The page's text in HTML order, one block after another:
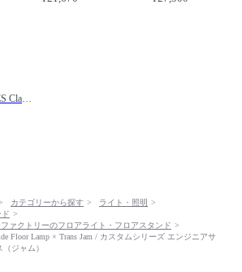
CUSTOM SERIES Classic Floor Lamp × Trans Jam / カスタムシリーズ クラシックフロアランプ × トランス（ジャム） / FLYMEe Factory / フライミーファクトリー
カテゴリーから探す
ライト・照明
ァクトリーのフロアライト・フロアスタンド
Floor Lamp × Trans Jam / カスタムシリーズ エンジニアサ
ジャム）